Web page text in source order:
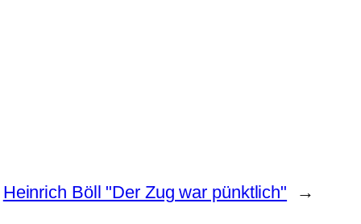
Heinrich Böll "Der Zug war pünktlich" →